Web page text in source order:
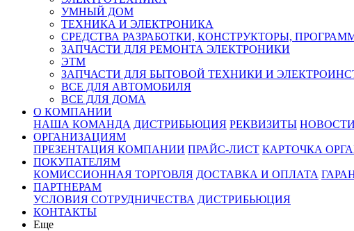
УМНЫЙ ДОМ
ТЕХНИКА И ЭЛЕКТРОНИКА
СРЕДСТВА РАЗРАБОТКИ, КОНСТРУКТОРЫ,
ЗАПЧАСТИ ДЛЯ РЕМОНТА ЭЛЕКТРОНИКИ
ЭТМ
ЗАПЧАСТИ ДЛЯ БЫТОВОЙ ТЕХНИКИ И
ВСЕ ДЛЯ АВТОМОБИЛЯ
ВСЕ ДЛЯ ДОМА
О КОМПАНИИ
НАША КОМАНДА ДИСТРИБЬЮЦИЯ РЕКВИЗИТЫ НОВОСТИ
ОРГАНИЗАЦИЯМ
ПРЕЗЕНТАЦИЯ КОМПАНИИ ПРАЙС-ЛИСТ КАРТОЧКА
ПОКУПАТЕЛЯМ
КОМИССИОННАЯ ТОРГОВЛЯ ДОСТАВКА И ОПЛАТА
ПАРТНЕРАМ
УСЛОВИЯ СОТРУДНИЧЕСТВА ДИСТРИБЬЮЦИЯ
КОНТАКТЫ
Еще